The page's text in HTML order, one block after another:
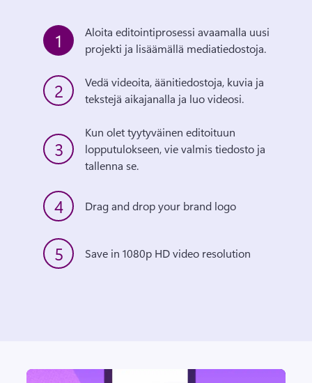
1
Aloita editointiprosessi avaamalla uusi
2
Vedä videoita, äänitiedostoja, kuvia ja
tekstejä aikajanalla ja luo videosi.
3
Kun olet tyytyväinen editoituun
lopputulokseen, vie valmis tiedosto ja
tallenna se.
4 Drag and drop your brand logo
5 Save in 1080p HD video resolution